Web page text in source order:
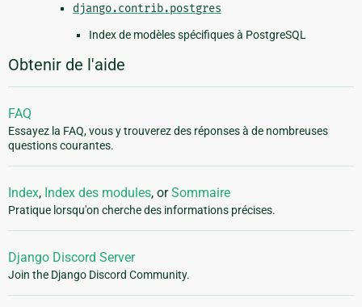
django.contrib.postgres
Index de modèles spécifiques à PostgreSQL
Obtenir de l'aide
FAQ
Essayez la FAQ, vous y trouverez des réponses à de nombreuses
questions courantes.
Index, Index des modules, orSommaire
Pratique lorsqu'on cherche des informations précises.
Django Discord Server
Join the Django Discord Community.